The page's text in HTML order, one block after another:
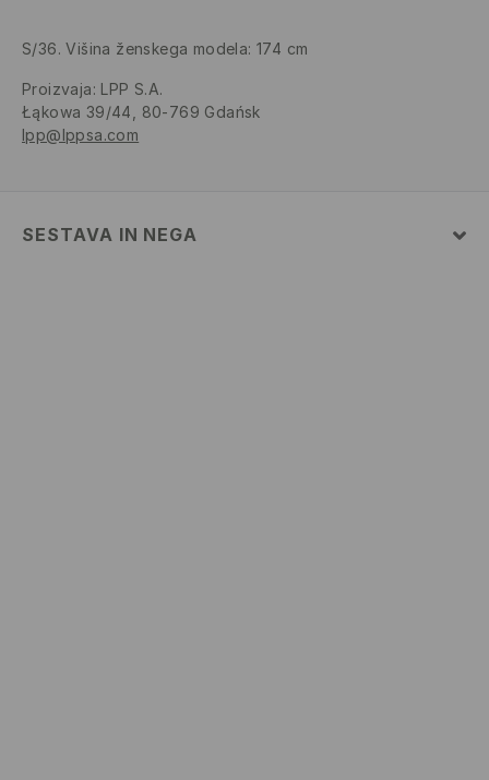
S/36. Višina ženskega modela: 174 cm
Proizvaja: LPP S.A.
Łąkowa 39/44, 80-769 Gdańsk
lpp@lppsa.com
SESTAVA IN NEGA